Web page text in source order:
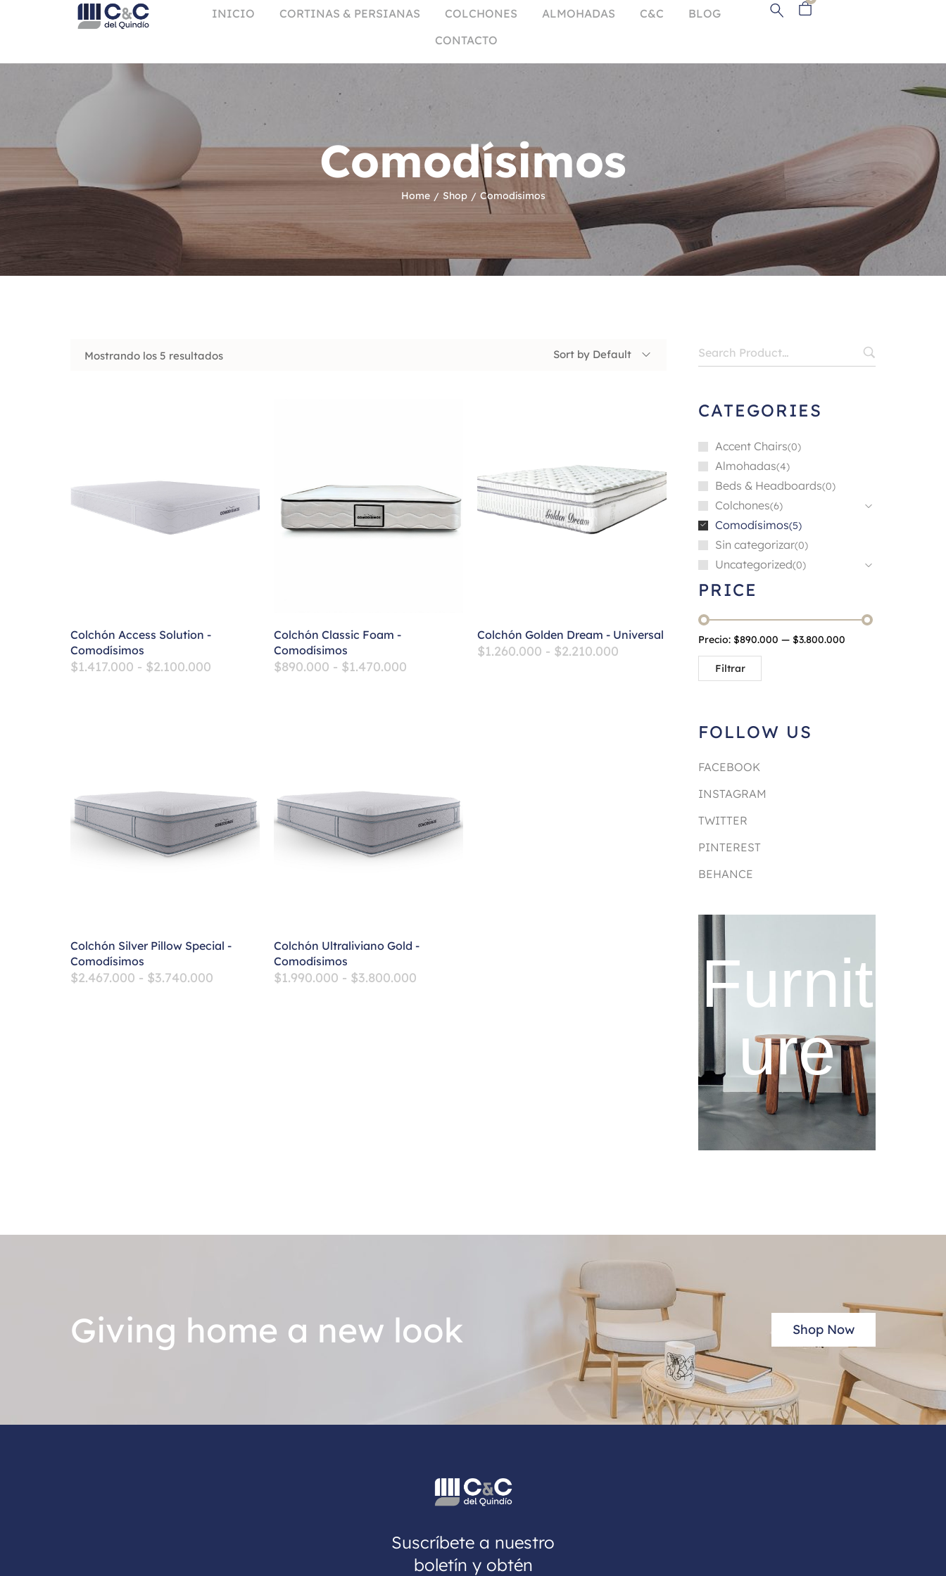
INICIO CORTINAS & PERSIANAS COLCHONES ALMOHADAS C&C
BLOG
CONTACTO
Comodísimos
Home / Shop / Comodísimos
Mostrando los 5 resultados Sort by Default
Colchón Access Solution -
Comodísimos
$1.417.000 - $2.100.000
Colchón Classic Foam -
Comodísimos
$890.000 - $1.470.000
Colchón Golden Dream - Universal
$1.260.000 - $2.210.000
Colchón Silver Pillow Special -
Comodísimos
$2.467.000 - $3.740.000
Colchón Ultraliviano Gold -
Comodísimos
$1.990.000 - $3.800.000
CATEGORIES
Accent Chairs 0
Almohadas 4
Beds & Headboards 0
Colchones 6
Comodísimos 5
Sin categorizar 0
Uncategorized 0
PRICE
Filtrar
Precio:$890.000 —$3.800.000
FOLLOW US
FACEBOOK
INSTAGRAM
TWITTER
PINTEREST
BEHANCE
Furnit
ure
Giving home a new look Shop Now
Suscríbete a nuestro
boletín y obtén